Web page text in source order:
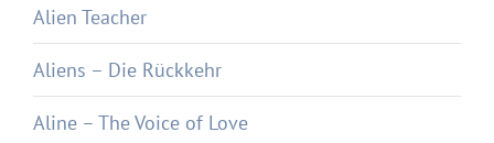
Alien Teacher
Aliens – Die Rückkehr
Aline – The Voice of Love